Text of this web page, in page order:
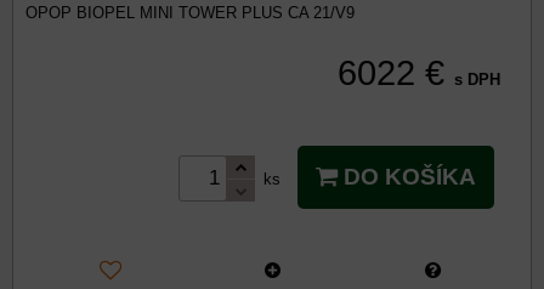
OPOP BIOPEL MINI TOWER PLUS CA 21/V9
6022 € s DPH
ks DO KOŠÍKA